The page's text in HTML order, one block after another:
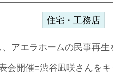
住宅・工務店
、アエラホームの民事再
会開催=渋谷凪咲さんを